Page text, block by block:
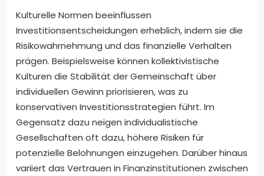
Kulturelle Normen beeinflussen
Investitionsentscheidungen erheblich, indem sie die
Risikowahrnehmung und das finanzielle Verhalten
prägen. Beispielsweise können kollektivistische
Kulturen die Stabilität der Gemeinschaft über
individuellen Gewinn priorisieren, was zu
konservativen Investitionsstrategien führt. Im
Gegensatz dazu neigen individualistische
Gesellschaften oft dazu, höhere Risiken für
potenzielle Belohnungen einzugehen. Darüber hinaus
variiert das Vertrauen in Finanzinstitutionen zwischen